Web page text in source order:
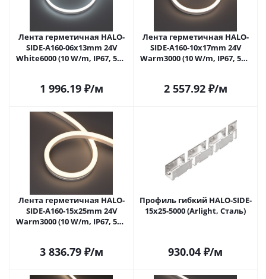
Лента герметичная HALO-
SIDE-A160-06x13mm 24V
White6000 (10 W/m, IP67, 5m,
1 996.19₽/м
Лента герметичная HALO-
SIDE-A160-10x17mm 24V
Warm3000 (10 W/m, IP67, 5m,
2 557.92₽/м
Лента герметичная HALO-
SIDE-A160-15x25mm 24V
Warm3000 (10 W/m, IP67, 5m,
3 836.79₽/м
Профиль гибкий HALO-SIDE-
15x25-5000 (Arlight, Сталь)
930.04 ₽/м